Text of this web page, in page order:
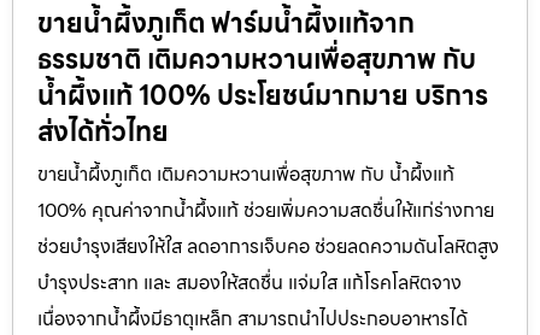
ขายน้ำผึ้งภูเก็ต ฟาร์มน้ำผึ้งแท้จาก
ธรรมชาติ เติมความหวานเพื่อสุขภาพ กับ
น้ำผึ้งแท้ 100% ประโยชน์มากมาย บริการ
ส่งได้ทั่วไทย
ขายน้ำผึ้งภูเก็ต เติมความหวานเพื่อสุขภาพ กับ น้ำผึ้งแท้
100% คุณค่าจากน้ำผึ้งแท้ ช่วยเพิ่มความสดชื่นให้แก่ร่างกาย
ช่วยบำรุงเสียงให้ใส ลดอาการเจ็บคอ ช่วยลดความดันโลหิตสูง
บำรุงประสาท และ สมองให้สดชื่น แจ่มใส แก้โรคโลหิตจาง
เนื่องจากน้ำผึ้งมีธาตุเหล็ก สามารถนำไปประกอบอาหารได้